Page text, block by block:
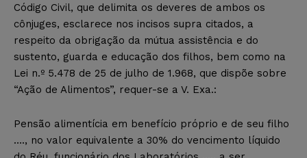
Código Civil, que delimita os deveres de ambos os
cônjuges, esclarece nos incisos supra citados, a
respeito da obrigação da mútua assistência e do
sustento, guarda e educação dos filhos, bem como na
Lei n.º 5.478 de 25 de julho de 1.968, que dispõe sobre
“Ação de Alimentos”, requer-se a V. Exa.:
Pensão alimentícia em benefício próprio e de seu filho
…., no valor equivalente a 30% do vencimento líquido